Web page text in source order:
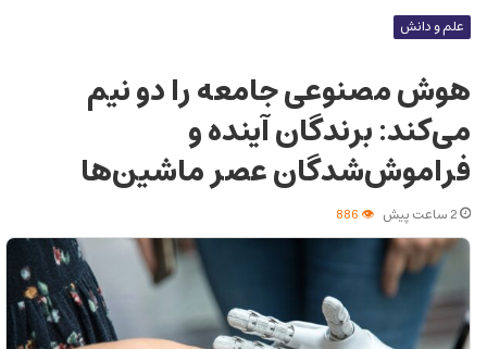
علم و دانش
هوش مصنوعی جامعه را دو نیم
می‌کند: برندگان آینده و
فراموش‌شدگان عصر ماشین‌ها
2 ساعت پیش